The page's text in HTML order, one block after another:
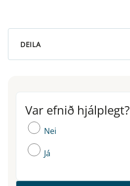
DEILA
Var efnið hjálplegt?
Var efnið hjálplegt?
Nei
Já